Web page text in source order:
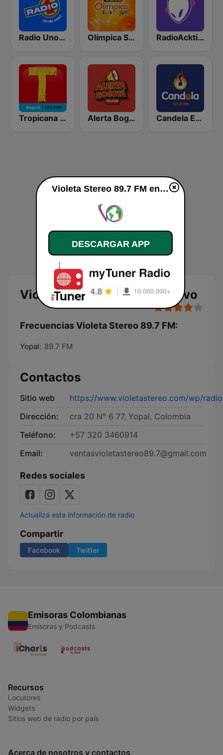
Radio Uno Bogotá Olímpica Stereo Bucaramanga 97.7 FM RadioAcktiva Bogotá
Tropicana Bogotá Alerta Bogotá 104.4 FM Candela Estereo 101.9 FM
Violeta Stereo 89.7 FM en vivo
Frecuencias Violeta Stereo 89.7 FM:
Yopal: 89.7 FM
Contactos
Sitio web
https://www.violetastereo.com/wp/
Dirección:
cra 20 N° 6 77, Yopal, Colombia
Teléfono:
+57 320 3460914
Email:
ventasvioletastereo89.7@gmail.com
Redes sociales
Actualiza esta información de radio
Compartir
Facebook Twitter
Emisoras Colombianas
Emisoras y Podcasts
Recursos
Locutores
Widgets
Sitios web de radio por país
Acerca de nosotros y contactos
Violeta Stereo 89.7 FM en vivo
DESCARGAR APP